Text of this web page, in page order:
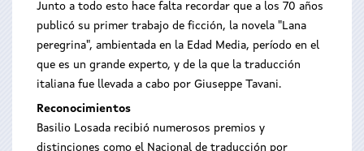
Junto a todo esto hace falta recordar que a los 70 años
publicó su primer trabajo de ficción, la novela "Lana
peregrina", ambientada en la Edad Media, período en el
que es un grande experto, y de la que la traducción
italiana fue llevada a cabo por Giuseppe Tavani.
Reconocimientos
Basilio Losada recibió numerosos premios y
distinciones como el Nacional de traducción por